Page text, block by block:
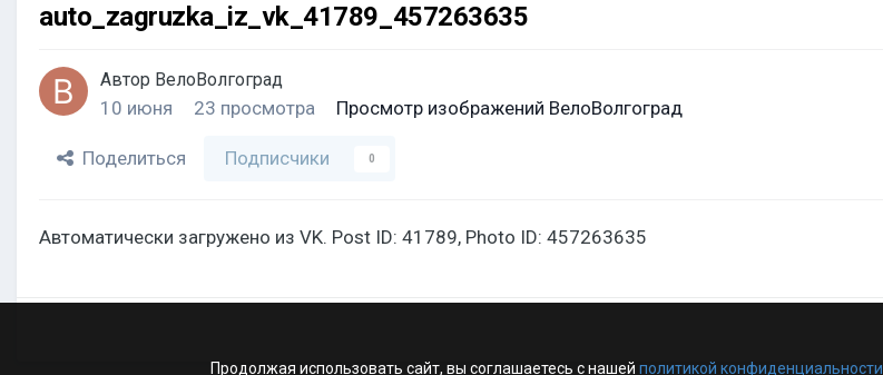
auto_zagruzka_iz_vk_41789_457263635
Автор ВелоВолгоград
10 июня 23 просмотра Просмотр изображений ВелоВолгоград
Поделиться Подписчики 0
Автоматически загружено из VK. Post ID: 41789, Photo ID: 457263635
Продолжая использовать сайт, вы соглашаетесь с нашей политикой конфиденциальности